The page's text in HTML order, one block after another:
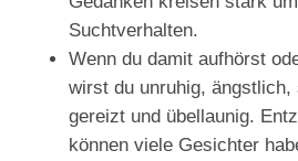
Suchtverhalten.
Wenn du damit aufhörst
wirst du unruhig, ängstlich,
gereizt und übellaunig.
können viele Gesichter